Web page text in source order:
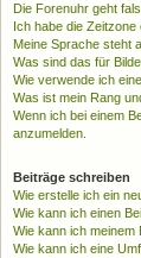
Die Forenuhr geht
Ich habe die
Meine Sprache steht
Was sind das für
Wie verwende ich
Was ist mein Rang
Wenn ich bei einem
anzumelden.
Beiträge schreiben
Wie erstelle ich ein
Wie kann ich einen
Wie kann ich meinem
Wie kann ich eine